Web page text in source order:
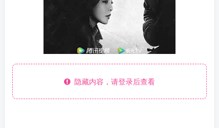
隐藏内容，请登录后查看